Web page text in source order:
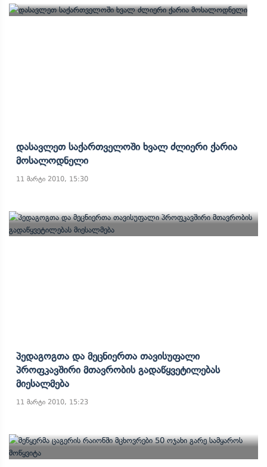
Დასავლეთ Საქართველოში Ხვალ Ძლიერი Ქარია
Მოსალოდნელი
11 მარტი 2010, 15:30
Პედაგოგთა Და Მეცნიერთა Თავისუფალი
Პროფკავშირი Მთავრობის Გადაწყვეტილებას
Მიესალმება
11 მარტი 2010, 15:23